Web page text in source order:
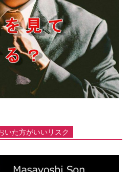
いた方がいいリスク